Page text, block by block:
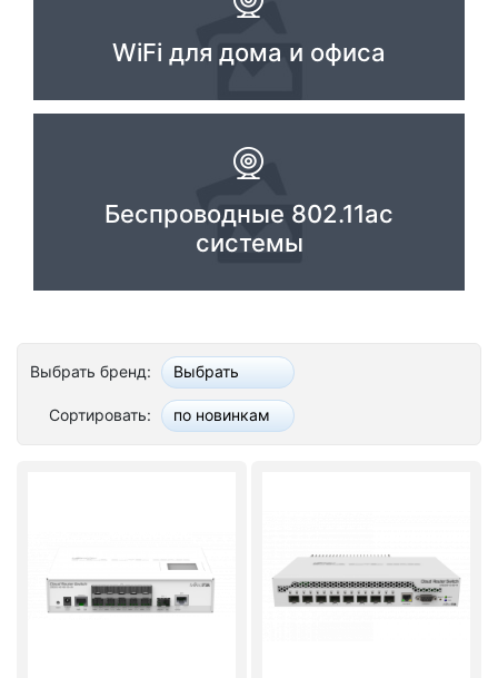
Компьютеры Fujitsu
Комплектующие ПК
WiFi для дома и офиса
Беспроводные 802.11ac
системы
Выбрать бренд: Выбрать
Сортировать: по новинкам